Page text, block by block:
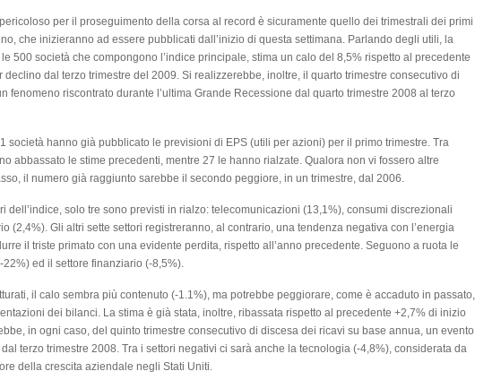
per il proseguimento della corsa al record è sicuramente quello dei trimestrali dei primi
che inizieranno ad essere pubblicati dall’inizio di questa settimana. Parlando degli utili, la
500 società che compongono l’indice principale, stima un calo del 8,5% rispetto al precedente
declino dal terzo trimestre del 2009. Si realizzerebbe, inoltre, il quarto trimestre consecutivo di
fenomeno riscontrato durante l’ultima Grande Recessione dal quarto trimestre 2008 al terzo
società hanno già pubblicato le previsioni di EPS (utili per azioni) per il primo trimestre. Tra
abbassato le stime precedenti, mentre 27 le hanno rialzate. Qualora non vi fossero altre
il numero già raggiunto sarebbe il secondo peggiore, in un trimestre, dal 2006.
dell’indice, solo tre sono previsti in rialzo: telecomunicazioni (13,1%), consumi discrezionali
(2,4%). Gli altri sette settori registreranno, al contrario, una tendenza negativa con l’energia
il triste primato con una evidente perdita, rispetto all’anno precedente. Seguono a ruota le
22%) ed il settore finanziario (-8,5%).
il calo sembra più contenuto (-1.1%), ma potrebbe peggiorare, come è accaduto in passato,
dei bilanci. La stima è già stata, inoltre, ribassata rispetto al precedente +2,7% di inizio
in ogni caso, del quinto trimestre consecutivo di discesa dei ricavi su base annua, un evento
terzo trimestre 2008. Tra i settori negativi ci sarà anche la tecnologia (-4,8%), considerata da
della crescita aziendale negli Stati Uniti.